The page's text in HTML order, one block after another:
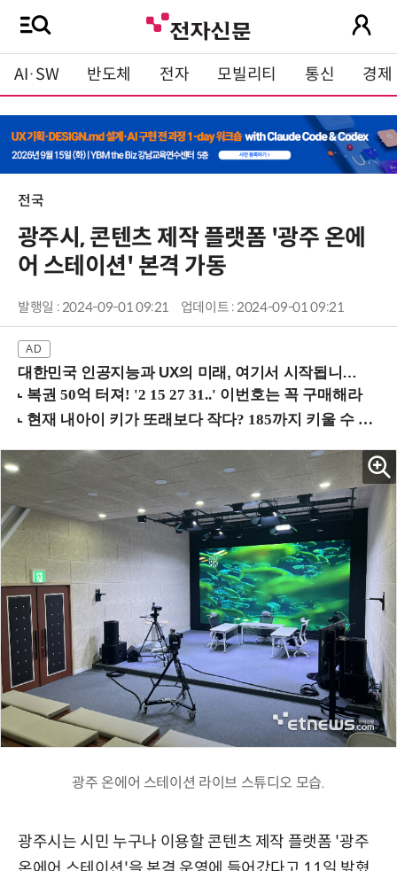
AI·SW 반도체 전자 모빌리티 통신 경제
전국
광주시, 콘텐츠 제작 플랫폼 '광주 온에
어 스테이션' 본격 가동
발행일 : 2024-09-01 09:21 업데이트 : 2024-09-01 09:21
대한민국 인공지능과 UX의 미래, 여기서 시작됩니다! (9/2 강남역)
광주 온에어 스테이션 라이브 스튜디오 모습.
광주시는 시민 누구나 이용할 콘텐츠 제작 플랫폼 '광주